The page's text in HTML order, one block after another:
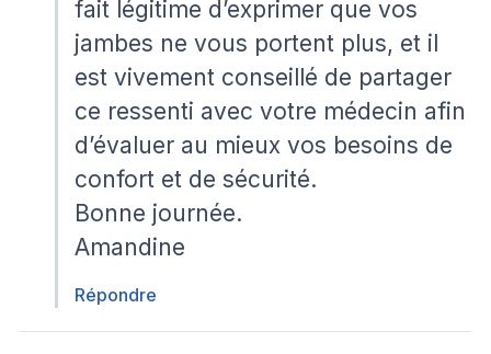
fait légitime d’exprimer que vos
jambes ne vous portent plus, et il
est vivement conseillé de partager
ce ressenti avec votre médecin afin
d’évaluer au mieux vos besoins de
confort et de sécurité.
Bonne journée.
Amandine
Répondre